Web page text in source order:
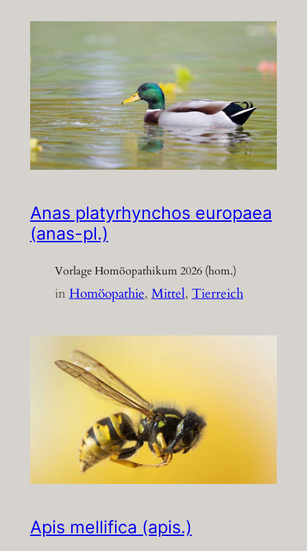
Anas platyrhynchos europaea
(anas-pl.)
Vorlage Homöopathikum 2026 (hom.)
inHomöopathie, Mittel, Tierreich
Apis mellifica (apis.)